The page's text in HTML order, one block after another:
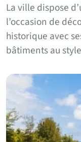
La ville dispose
l’occasion de
historique avec
bâtiments au